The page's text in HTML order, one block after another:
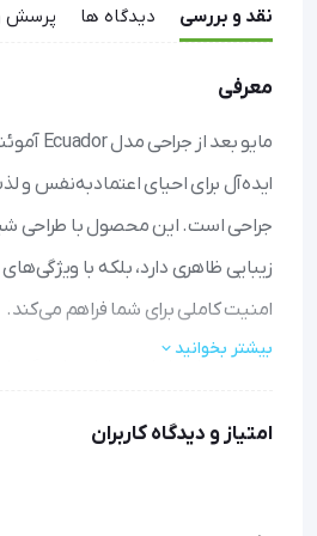
نقد و بررسی دیدگاه ها پرسش
معرفی
ایده‌آل برای احیای اعتمادبه‌نفس و
جراحی است. این محصول با طراحی
زیبایی ظاهری دارد، بلکه با
امنیت کاملی برای شما فراهم می‌کند.
مقاومت بالا در برابر کلر و مواد
بیشتر بخوانید
امتیاز و دیدگاه کاربران